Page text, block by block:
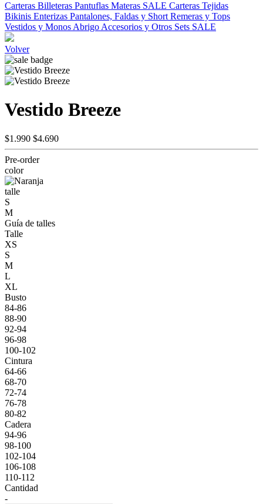
Carteras Billeteras Pantuflas Materas SALE Carteras Tejidas
Bikinis Enterizas Pantalones, Faldas y Short Remeras y Tops
Vestidos y Monos Abrigo Accesorios y Otros Sets SALE
Volver
Vestido Breeze
$1.990 $4.690
Pre-order
color
talle
S
M
Guía de talles
Talle
XS
S
M
L
XL
Busto
84-86
88-90
92-94
96-98
100-102
Cintura
64-66
68-70
72-74
76-78
80-82
Cadera
94-96
98-100
102-104
106-108
110-112
Cantidad
-